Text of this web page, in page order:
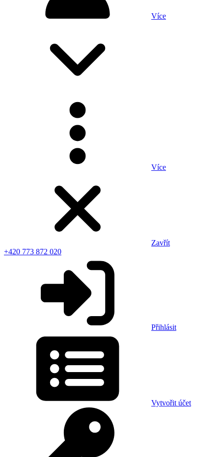
Více
Více
Zavřít
+420 773 872 020
Přihlásit
Vytvořit účet